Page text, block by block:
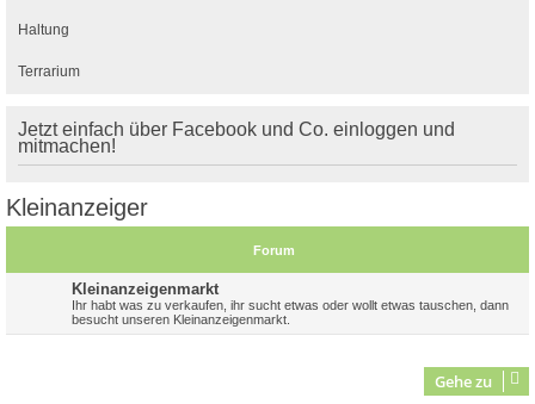
Haltung
Terrarium
Jetzt einfach über Facebook und Co. einloggen und
mitmachen!
Kleinanzeiger
Forum
Kleinanzeigenmarkt
Ihr habt was zu verkaufen, ihr sucht etwas oder wollt etwas tauschen, dann
besucht unseren Kleinanzeigenmarkt.
Gehe zu